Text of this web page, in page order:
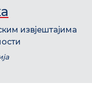
извјештајима